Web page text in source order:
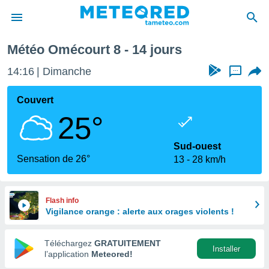
de
Météo Omécourt 8 - 14 jours
14:16 Dimanche ...
Couvert
25°
Sensation de 26°
Sud-ouest
13
28 km/h
Flash info
Vigilance orange : alerte aux orages violents !
Téléchargez GRATUITEMENT
l’application Meteored!
Installer